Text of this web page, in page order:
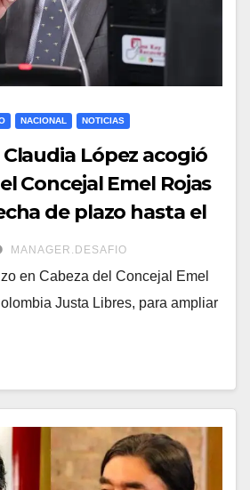
NACIONAL NOTICIAS
López acogió
Concejal Emel Rojas
de plazo hasta el
el pago Predial
MANAGER.DESAFIO
en Cabeza del Concejal Emel
Justa Libres, para ampliar